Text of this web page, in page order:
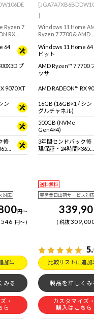
Ryzen 7
RX
デスク
for
・マウ
売りで
64
プ
9070 XT
ン
修
対応
円～
円～
加
みる
・
ら
]
Windows 11 Home
Ryzen 7 7700 & AMD
搭載！設置場所に困
ミニタワー型ゲーミ
スクトップPC。
『Minecraft: Java &
Bedrock Edition for
Windows 11 Home 64
ビット
AMD Ryzen™ 7 7700
ッサ
AMD RADEON™ RX
16GB (16GB×1 / シン
グルチャネル)
500GB (NVMe
Gen4×4)
3年間センドバック修
理保証・24時間×365
日電話サポート
送料無料
翌営業日出荷サービス対応
税抜
比較リストに追加
製品を詳しくみ
カスタマイズ
購入はこちら